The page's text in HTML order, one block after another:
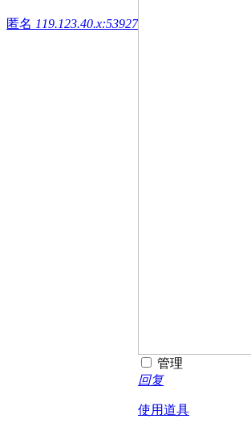
匿名 119.123.40.x:53927
管理
回复
使用道具